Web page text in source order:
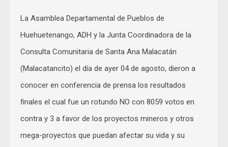
La Asamblea Departamental de Pueblos de
Huehuetenango, ADH y la Junta Coordinadora de la
Consulta Comunitaria de Santa Ana Malacatán
(Malacatancito) el día de ayer 04 de agosto, dieron a
conocer en conferencia de prensa los resultados
finales el cual fue un rotundo NO con 8059 votos en
contra y 3 a favor de los proyectos mineros y otros
mega-proyectos que puedan afectar su vida y su